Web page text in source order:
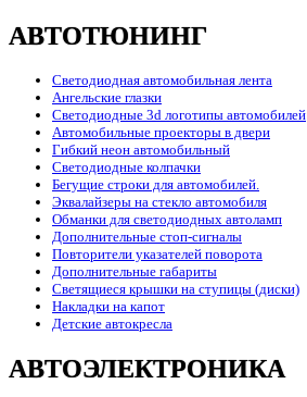
АВТОТЮНИНГ
Светодиодная автомобильная лента
Ангельские глазки
Светодиодные 3d логотипы автомобилей
Автомобильные проекторы в двери
Гибкий неон автомобильный
Светодиодные колпачки
Бегущие строки для автомобилей.
Эквалайзеры на стекло автомобиля
Обманки для светодиодных автоламп
Дополнительные стоп-сигналы
Повторители указателей поворота
Дополнительные габариты
Светящиеся крышки на ступицы (диски)
Накладки на капот
Детские автокресла
АВТОЭЛЕКТРОНИКА